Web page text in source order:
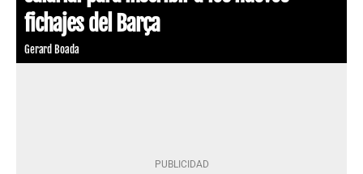
fichajes del Barça
Gerard Boada